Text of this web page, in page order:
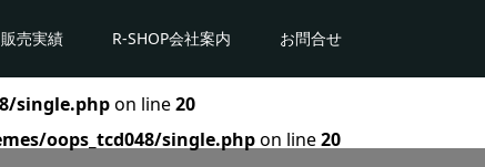
販売実績 R-SHOP会社案内 お問合せ
single.phpon line20
oops_tcd048/single.phpon line20